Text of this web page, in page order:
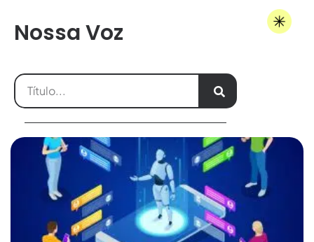
Nossa Voz